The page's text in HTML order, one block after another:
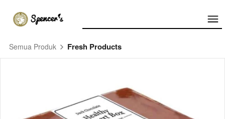
Semua Produk Fresh Products